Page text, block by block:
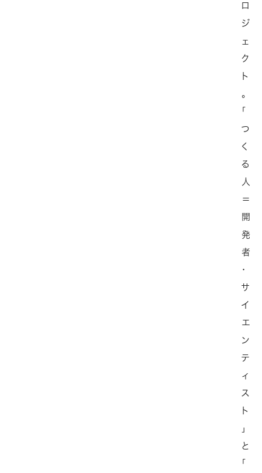
ロ
ジ
ェ
ク
ト
。
「
つ
く
る
人
＝
開
発
者
・
サ
イ
エ
ン
テ
ィ
ス
ト
」
と
「